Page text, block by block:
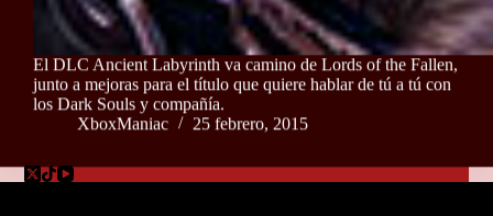
El DLC Ancient Labyrinth va camino de Lords of the Fallen,
junto a mejoras para el título que quiere hablar de tú a tú con
los Dark Souls y compañía.
XboxManiac
25 febrero, 2015